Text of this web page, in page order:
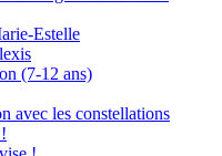
Estelle
(7-12 ans)
avec les constellations